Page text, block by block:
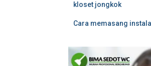
kloset jongkok
Cara memasang